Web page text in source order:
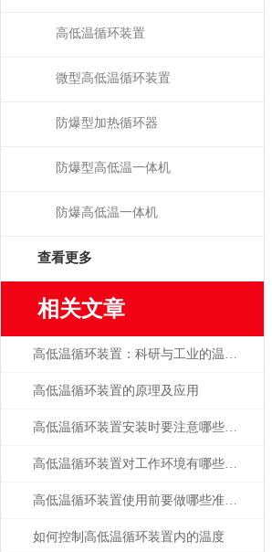
高低温循环装置
微型高低温循环装置
防爆型加热循环器
防爆型高低温一体机
防爆高低温一体机
查看更多
相关文章
高低温循环装置：科研与工业的温度魔术师
高低温循环装置的原理及应用
高低温循环装置安装时要注意哪些事项
高低温循环装置对工作环境有哪些要求？
高低温循环装置使用前要做哪些准备工作
如何控制高低温循环装置内的温度